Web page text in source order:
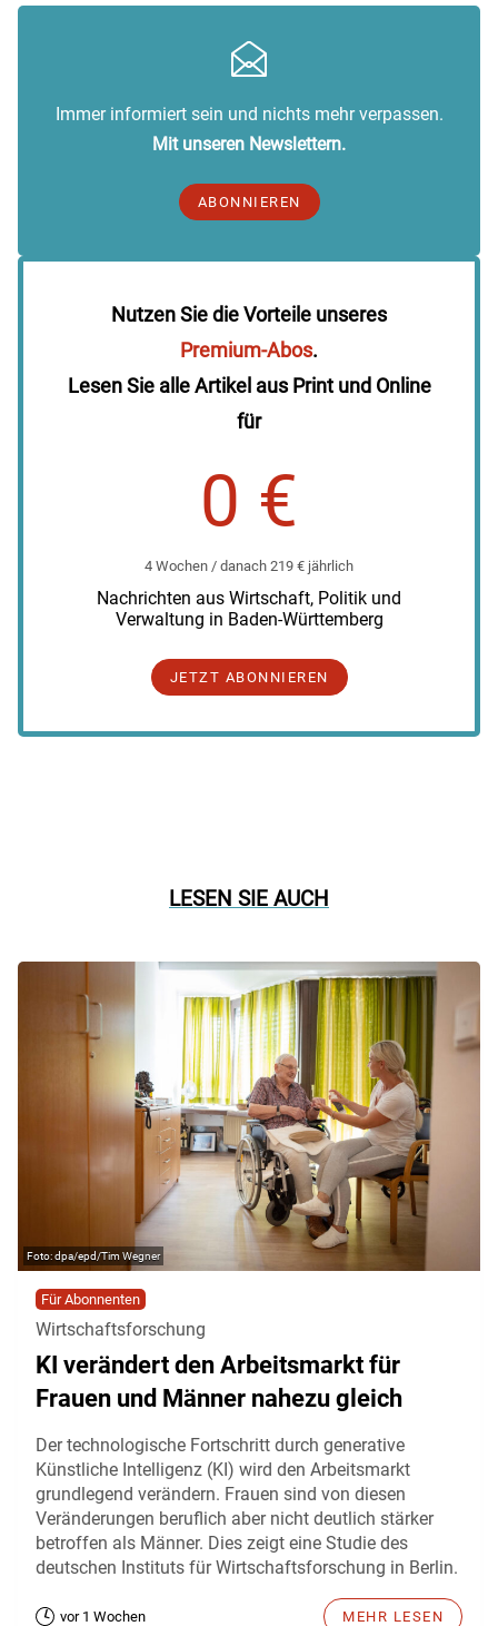
Immer informiert sein und nichts mehr verpassen.
Mit unseren Newslettern.
ABONNIEREN
Nutzen Sie die Vorteile unseres
Premium-Abos.
Lesen Sie alle Artikel aus Print und Online
für
0 €
4 Wochen / danach 219 € jährlich
Nachrichten aus Wirtschaft, Politik und
Verwaltung in Baden-Württemberg
JETZT ABONNIEREN
LESEN SIE AUCH
dpa/epd/Tim Wegner
Für Abonnenten
Wirtschaftsforschung
KI verändert den Arbeitsmarkt für
Frauen und Männer nahezu gleich
Der technologische Fortschritt durch generative
Künstliche Intelligenz (KI) wird den Arbeitsmarkt
grundlegend verändern. Frauen sind von diesen
Veränderungen beruflich aber nicht deutlich stärker
betroffen als Männer. Dies zeigt eine Studie des
deutschen Instituts für Wirtschaftsforschung in Berlin.
vor 1 Wochen MEHR LESEN